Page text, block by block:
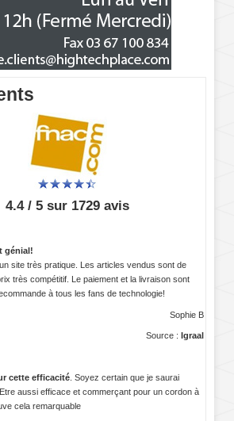
4.4 / 5 sur 1729 avis
génial!
site très pratique. Les articles vendus sont de
très compétitif. Le paiement et la livraison sont
à tous les fans de technologie!
Sophie B
Source : Igraal
cette efficacité. Soyez certain que je saurai
aussi efficace et commerçant pour un cordon à
cela remarquable